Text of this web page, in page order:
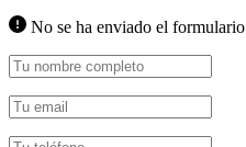
No se ha enviado el formulario